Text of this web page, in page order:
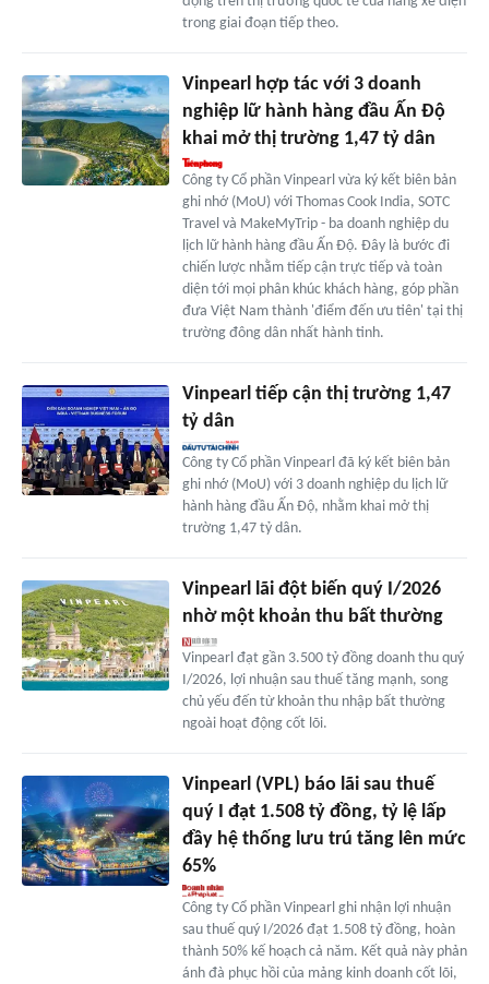
trong giai đoạn tiếp theo.
Vinpearl hợp tác với 3 doanh
nghiệp lữ hành hàng đầu Ấn Độ
khai mở thị trường 1,47 tỷ dân
Công ty Cổ phần Vinpearl vừa ký kết biên bản
ghi nhớ (MoU) với Thomas Cook India, SOTC
Travel và MakeMyTrip - ba doanh nghiệp du
lịch lữ hành hàng đầu Ấn Độ. Đây là bước đi
chiến lược nhằm tiếp cận trực tiếp và toàn
diện tới mọi phân khúc khách hàng, góp phần
đưa Việt Nam thành 'điểm đến ưu tiên' tại thị
trường đông dân nhất hành tinh.
Vinpearl tiếp cận thị trường 1,47
tỷ dân
Công ty Cổ phần Vinpearl đã ký kết biên bản
ghi nhớ (MoU) với 3 doanh nghiệp du lịch lữ
hành hàng đầu Ấn Độ, nhằm khai mở thị
trường 1,47 tỷ dân.
Vinpearl lãi đột biến quý I/2026
nhờ một khoản thu bất thường
Vinpearl đạt gần 3.500 tỷ đồng doanh thu quý
I/2026, lợi nhuận sau thuế tăng mạnh, song
chủ yếu đến từ khoản thu nhập bất thường
ngoài hoạt động cốt lõi.
Vinpearl (VPL) báo lãi sau thuế
quý I đạt 1.508 tỷ đồng, tỷ lệ lấp
đầy hệ thống lưu trú tăng lên mức
65%
Công ty Cổ phần Vinpearl ghi nhận lợi nhuận
sau thuế quý I/2026 đạt 1.508 tỷ đồng, hoàn
thành 50% kế hoạch cả năm. Kết quả này phản
ánh đà phục hồi của mảng kinh doanh cốt lõi,